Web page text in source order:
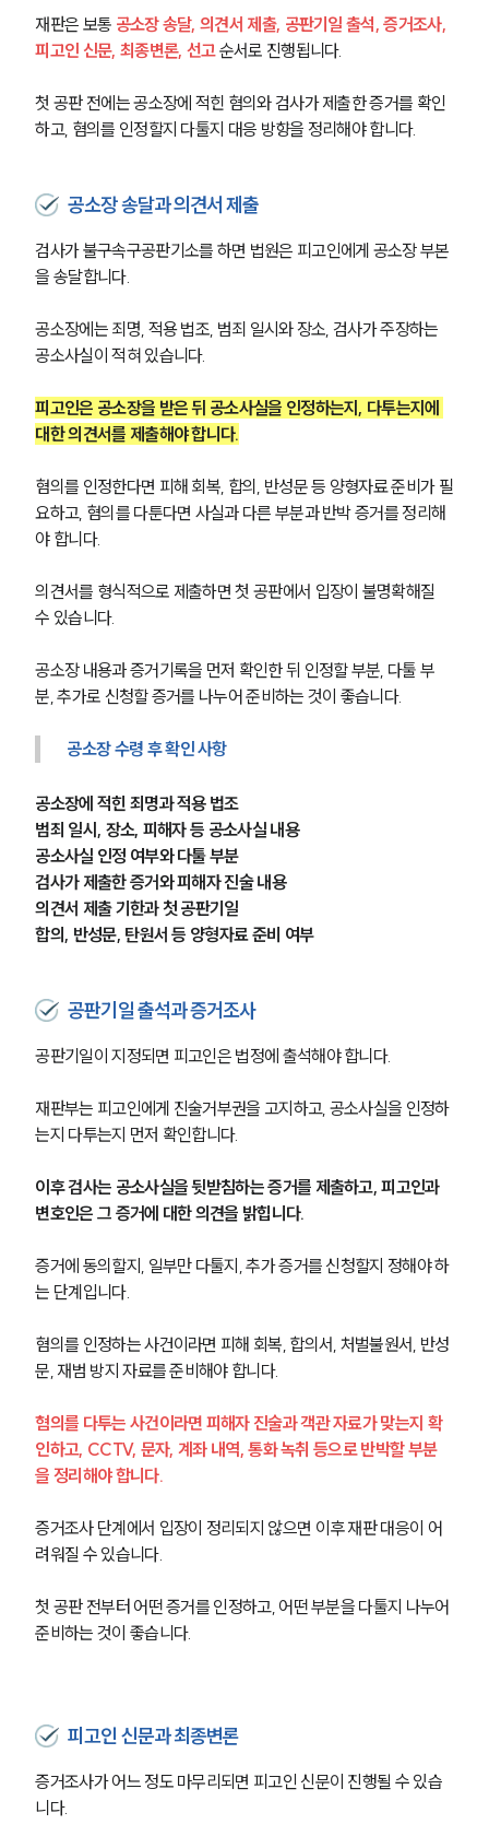
재판은 보통 공소장 송달, 의견서 제출, 공판기일 출석, 증거조사,
피고인 신문, 최종변론, 선고 순서로 진행됩니다.
첫 공판 전에는 공소장에 적힌 혐의와 검사가 제출한 증거를 확인
하고, 혐의를 인정할지 다툴지 대응 방향을 정리해야 합니다.
공소장 송달과 의견서 제출
검사가 불구속구공판기소를 하면 법원은 피고인에게 공소장 부본
을 송달합니다.
공소장에는 죄명, 적용 법조, 범죄 일시와 장소, 검사가 주장하는
공소사실이 적혀 있습니다.
피고인은 공소장을 받은 뒤 공소사실을 인정하는지, 다투는지에
대한 의견서를 제출해야 합니다.
혐의를 인정한다면 피해 회복, 합의, 반성문 등 양형자료 준비가 필
요하고, 혐의를 다툰다면 사실과 다른 부분과 반박 증거를 정리해
야 합니다.
의견서를 형식적으로 제출하면 첫 공판에서 입장이 불명확해질
수 있습니다.
공소장 내용과 증거기록을 먼저 확인한 뒤 인정할 부분, 다툴 부
분, 추가로 신청할 증거를 나누어 준비하는 것이 좋습니다.
공소장 수령 후 확인 사항
공소장에 적힌 죄명과 적용 법조
범죄 일시, 장소, 피해자 등 공소사실 내용
공소사실 인정 여부와 다툴 부분
검사가 제출한 증거와 피해자 진술 내용
의견서 제출 기한과 첫 공판기일
합의, 반성문, 탄원서 등 양형자료 준비 여부
공판기일 출석과 증거조사
공판기일이 지정되면 피고인은 법정에 출석해야 합니다.
재판부는 피고인에게 진술거부권을 고지하고, 공소사실을 인정하
는지 다투는지 먼저 확인합니다.
이후 검사는 공소사실을 뒷받침하는 증거를 제출하고, 피고인과
변호인은 그 증거에 대한 의견을 밝힙니다.
증거에 동의할지, 일부만 다툴지, 추가 증거를 신청할지 정해야 하
는 단계입니다.
혐의를 인정하는 사건이라면 피해 회복, 합의서, 처벌불원서, 반성
문, 재범 방지 자료를 준비해야 합니다.
혐의를 다투는 사건이라면 피해자 진술과 객관 자료가 맞는지 확
인하고, CCTV, 문자, 계좌 내역, 통화 녹취 등으로 반박할 부분
을 정리해야 합니다.
증거조사 단계에서 입장이 정리되지 않으면 이후 재판 대응이 어
려워질 수 있습니다.
첫 공판 전부터 어떤 증거를 인정하고, 어떤 부분을 다툴지 나누어
준비하는 것이 좋습니다.
피고인 신문과 최종변론
증거조사가 어느 정도 마무리되면 피고인 신문이 진행될 수 있습
니다.